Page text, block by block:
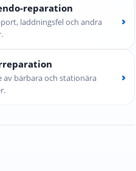
reparation
port, laddningsfel och andra
›
av bärbara och stationära
›